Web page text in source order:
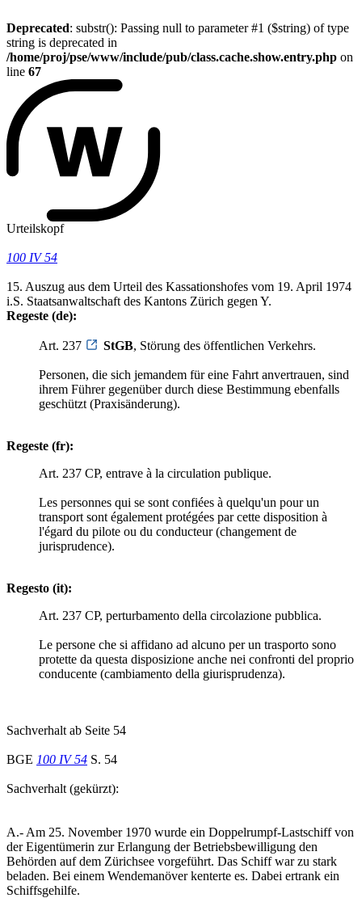
Deprecated: substr(): Passing null to parameter #1 ($string) of type
string is deprecated in
/home/proj/pse/www/include/pub/class.cache.show.entry.php on
line 67
Urteilskopf
100 IV 54
15. Auszug aus dem Urteil des Kassationshofes vom 19. April 1974
i.S. Staatsanwaltschaft des Kantons Zürich gegen Y.
Regeste (de):
Art. 237 StGB, Störung des öffentlichen Verkehrs.
Personen, die sich jemandem für eine Fahrt anvertrauen, sind
ihrem Führer gegenüber durch diese Bestimmung ebenfalls
geschützt (Praxisänderung).
Regeste (fr):
Art. 237 CP, entrave à la circulation publique.
Les personnes qui se sont confiées à quelqu'un pour un
transport sont également protégées par cette disposition à
l'égard du pilote ou du conducteur (changement de
jurisprudence).
Regesto (it):
Art. 237 CP, perturbamento della circolazione pubblica.
Le persone che si affidano ad alcuno per un trasporto sono
protette da questa disposizione anche nei confronti del proprio
conducente (cambiamento della giurisprudenza).
Sachverhalt ab Seite 54
BGE 100 IV 54 S. 54
Sachverhalt (gekürzt):
A.- Am 25. November 1970 wurde ein Doppelrumpf-Lastschiff von
der Eigentümerin zur Erlangung der Betriebsbewilligung den
Behörden auf dem Zürichsee vorgeführt. Das Schiff war zu stark
beladen. Bei einem Wendemanöver kenterte es. Dabei ertrank ein
Schiffsgehilfe.